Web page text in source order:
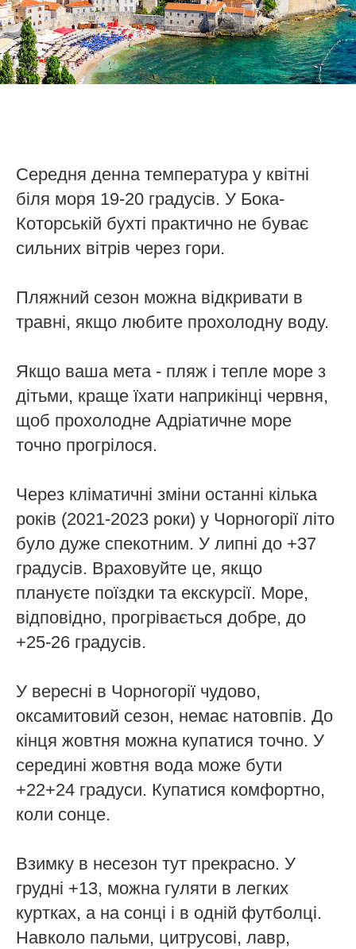
Середня денна температура у квітні
біля моря 19-20 градусів. У Бока-
Которській бухті практично не буває
сильних вітрів через гори.
Пляжний сезон можна відкривати в
травні, якщо любите прохолодну воду.
Якщо ваша мета - пляж і тепле море з
дітьми, краще їхати наприкінці червня,
щоб прохолодне Адріатичне море
точно прогрілося.
Через кліматичні зміни останні кілька
років (2021-2023 роки) у Чорногорії літо
було дуже спекотним. У липні до +37
градусів. Враховуйте це, якщо
плануєте поїздки та екскурсії. Море,
відповідно, прогрівається добре, до
+25-26 градусів.
У вересні в Чорногорії чудово,
оксамитовий сезон, немає натовпів. До
кінця жовтня можна купатися точно. У
середині жовтня вода може бути
+22+24 градуси. Купатися комфортно,
коли сонце.
Взимку в несезон тут прекрасно. У
грудні +13, можна гуляти в легких
куртках, а на сонці і в одній футболці.
Навколо пальми, цитрусові, лавр,